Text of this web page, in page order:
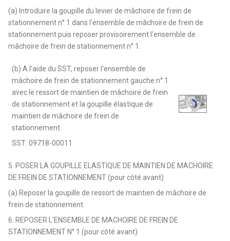
(a) Introduire la goupille du levier de mâchoire de frein de
stationnement n° 1 dans l'ensemble de mâchoire de frein de
stationnement puis reposer provisoirement l'ensemble de
mâchoire de frein de stationnement n° 1.
(b) A l'aide du SST, reposer l'ensemble de
mâchoire de frein de stationnement gauche n° 1
avec le ressort de maintien de mâchoire de frein
de stationnement et la goupille élastique de
maintien de mâchoire de frein de
stationnement.
SST: 09718-00011
5. POSER LA GOUPILLE ELASTIQUE DE MAINTIEN DE MACHOIRE
DE FREIN DE STATIONNEMENT (pour côté avant)
(a) Reposer la goupille de ressort de maintien de mâchoire de
frein de stationnement.
6. REPOSER L'ENSEMBLE DE MACHOIRE DE FREIN DE
STATIONNEMENT N° 1 (pour côté avant)